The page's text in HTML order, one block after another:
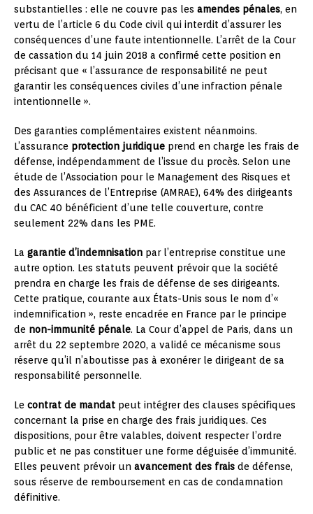
substantielles : elle ne couvre pas les amendes pénales, en
vertu de l’article 6 du Code civil qui interdit d’assurer les
conséquences d’une faute intentionnelle. L’arrêt de la Cour
de cassation du 14 juin 2018 a confirmé cette position en
précisant que « l’assurance de responsabilité ne peut
garantir les conséquences civiles d’une infraction pénale
intentionnelle ».
Des garanties complémentaires existent néanmoins.
L’assurance protection juridique prend en charge les frais de
défense, indépendamment de l’issue du procès. Selon une
étude de l’Association pour le Management des Risques et
des Assurances de l’Entreprise (AMRAE), 64% des dirigeants
du CAC 40 bénéficient d’une telle couverture, contre
seulement 22% dans les PME.
La garantie d’indemnisation par l’entreprise constitue une
autre option. Les statuts peuvent prévoir que la société
prendra en charge les frais de défense de ses dirigeants.
Cette pratique, courante aux États-Unis sous le nom d’«
indemnification », reste encadrée en France par le principe
de non-immunité pénale. La Cour d’appel de Paris, dans un
arrêt du 22 septembre 2020, a validé ce mécanisme sous
réserve qu’il n’aboutisse pas à exonérer le dirigeant de sa
responsabilité personnelle.
Le contrat de mandat peut intégrer des clauses spécifiques
concernant la prise en charge des frais juridiques. Ces
dispositions, pour être valables, doivent respecter l’ordre
public et ne pas constituer une forme déguisée d’immunité.
Elles peuvent prévoir un avancement des frais de défense,
sous réserve de remboursement en cas de condamnation
définitive.